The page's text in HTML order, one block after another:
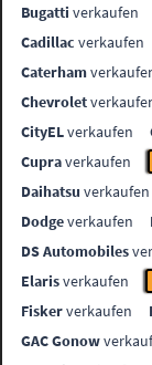
Bugatti verkaufen
Cadillac verkaufen
Caterham
Chevrolet
CityELverkaufen
Cupraverkaufen
Daihatsu verkaufen
Dodgeverkaufen
DS Automobiles
Elarisverkaufen
Fiskerverkaufen
GAC Gonow